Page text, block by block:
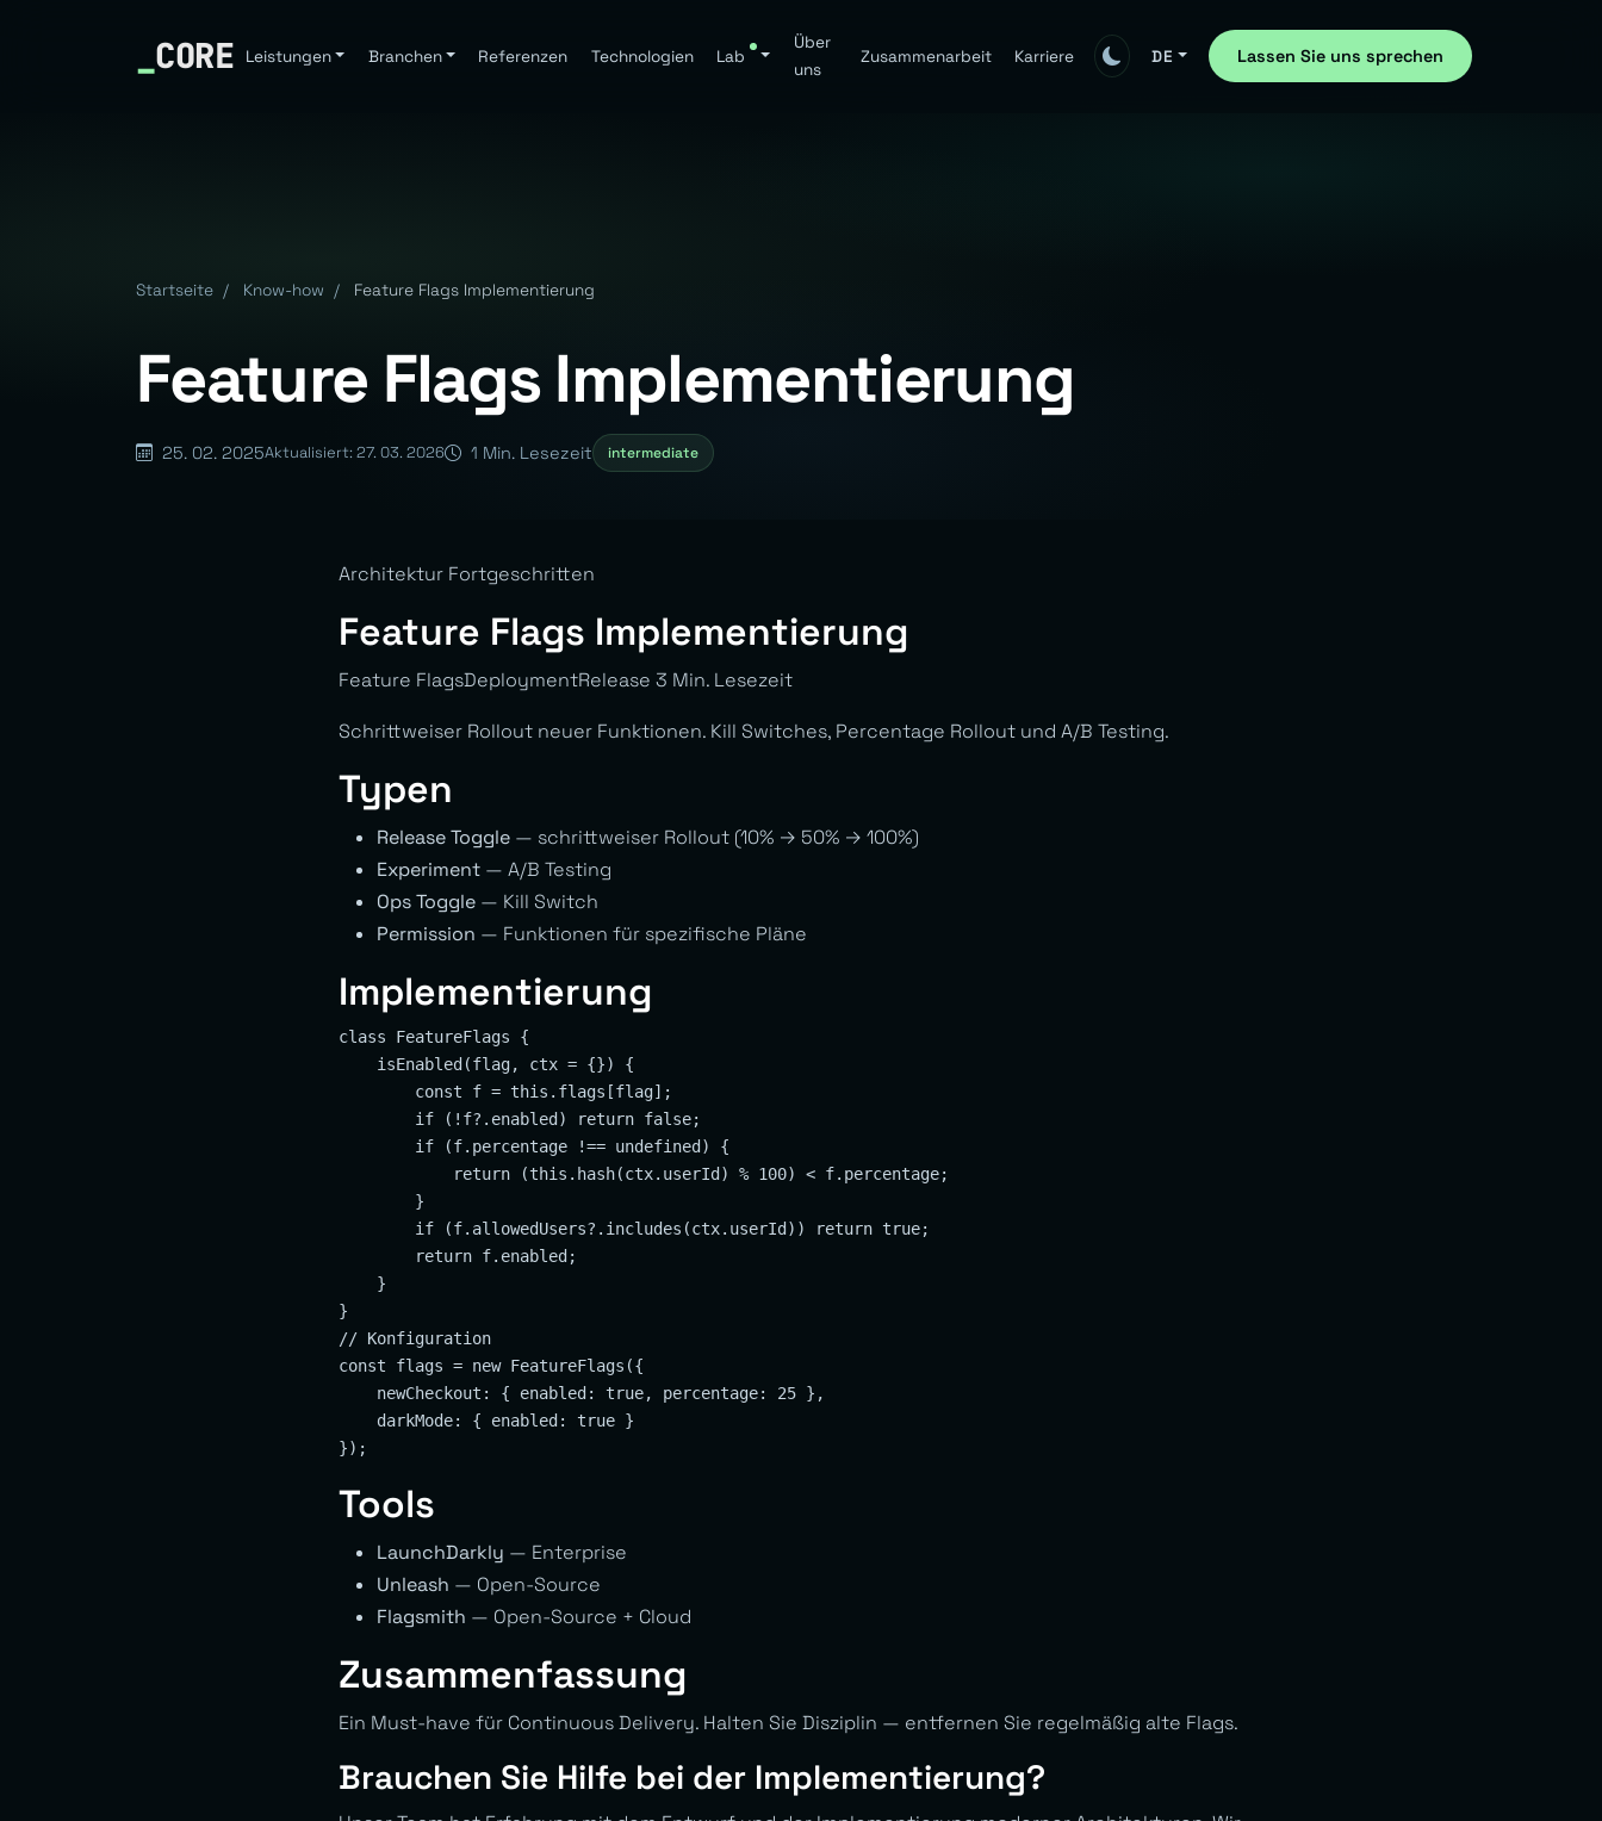
_CORE Leistungen Branchen Referenzen Technologien Lab
Über
uns
Zusammenarbeit Karriere DE Lassen Sie uns sprechen
Startseite / Know-how / Feature Flags Implementierung
Feature Flags Implementierung
25. 02. 2025Aktualisiert: 27. 03. 2026 1 Min. Lesezeit intermediate
Architektur Fortgeschritten
Feature Flags Implementierung
Feature FlagsDeploymentRelease 3 Min. Lesezeit
Schrittweiser Rollout neuer Funktionen. Kill Switches, Percentage Rollout und A/B Testing.
Typen
Release Toggle — schrittweiser Rollout (10% → 50% → 100%)
Experiment — A/B Testing
Ops Toggle — Kill Switch
Permission — Funktionen für spezifische Pläne
Implementierung
class FeatureFlags {
    isEnabled(flag, ctx = {}) {
        const f = this.flags[flag];
        if (!f?.enabled) return false;
        if (f.percentage !== undefined) {
            return (this.hash(ctx.userId) % 100) < f.percentage;
        }
        if (f.allowedUsers?.includes(ctx.userId)) return true;
        return f.enabled;
    }
}
// Konfiguration
const flags = new FeatureFlags({
    newCheckout: { enabled: true, percentage: 25 },
    darkMode: { enabled: true }
Tools
LaunchDarkly — Enterprise
Unleash — Open-Source
Flagsmith — Open-Source + Cloud
Zusammenfassung
Ein Must-have für Continuous Delivery. Halten Sie Disziplin — entfernen Sie regelmäßig alte Flags.
Brauchen Sie Hilfe bei der Implementierung?